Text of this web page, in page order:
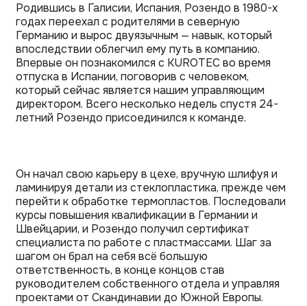
Он начал свою карьеру в цехе, вручную шлифуя и
ламинируя детали из стеклопластика, прежде чем
перейти к обработке термопластов. Последовали
курсы повышения квалификации в Германии и
Швейцарии, и Розендо получил сертификат
специалиста по работе с пластмассами. Шаг за
шагом он брал на себя всё большую
ответственность, в конце концов став
руководителем собственного отдела и управляя
проектами от Скандинавии до Южной Европы.
Родившись в Галисии, Испания, Розендо в 1980-х
годах переехал с родителями в северную
Германию и вырос двуязычным — навык, который
впоследствии облегчил ему путь в компанию.
Впервые он познакомился с KUROTEC во время
отпуска в Испании, поговорив с человеком,
который сейчас является нашим управляющим
директором. Всего несколько недель спустя 24-
летний Розендо присоединился к команде.